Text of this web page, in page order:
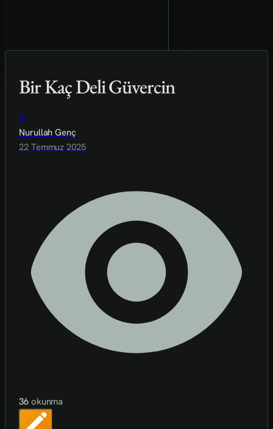
Bir Kaç Deli Güvercin
N
Nurullah Genç
22 Temmuz 2025
36 okunma